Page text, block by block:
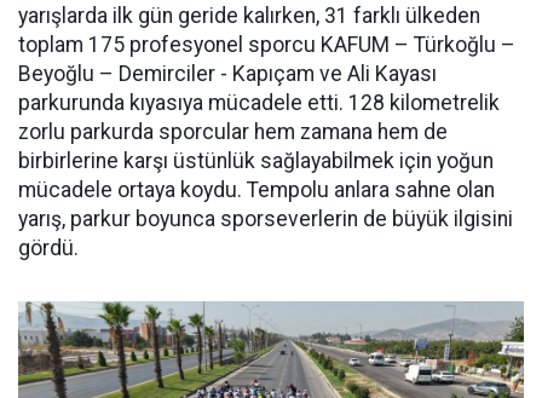
yarışlarda ilk gün geride kalırken, 31 farklı ülkeden
toplam 175 profesyonel sporcu KAFUM – Türkoğlu –
Beyoğlu – Demirciler - Kapıçam ve Ali Kayası
parkurunda kıyasıya mücadele etti. 128 kilometrelik
zorlu parkurda sporcular hem zamana hem de
birbirlerine karşı üstünlük sağlayabilmek için yoğun
mücadele ortaya koydu. Tempolu anlara sahne olan
yarış, parkur boyunca sporseverlerin de büyük ilgisini
gördü.